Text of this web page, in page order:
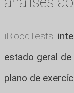
iBloodTests
estado geral de
plano de